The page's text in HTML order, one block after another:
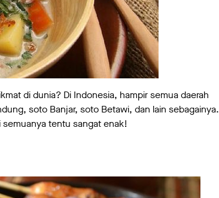
di dunia? Di Indonesia, hampir semua daerah
soto Banjar, soto Betawi, dan lain sebagainya.
tentu sangat enak!